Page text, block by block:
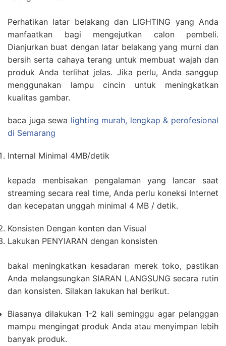
Perhatikan latar belakang dan LIGHTING yang Anda
manfaatkan bagi mengejutkan calon pembeli.
Dianjurkan buat dengan latar belakang yang murni dan
bersih serta cahaya terang untuk membuat wajah dan
produk Anda terlihat jelas. Jika perlu, Anda sanggup
menggunakan lampu cincin untuk meningkatkan
kualitas gambar.
baca juga sewa lighting murah, lengkap & perofesional
di Semarang
Internal Minimal 4MB/detik
kepada menbisakan pengalaman yang lancar saat
streaming secara real time, Anda perlu koneksi Internet
dan kecepatan unggah minimal 4 MB / detik.
Konsisten Dengan konten dan Visual
Lakukan PENYIARAN dengan konsisten
bakal meningkatkan kesadaran merek toko, pastikan
Anda melangsungkan SIARAN LANGSUNG secara rutin
dan konsisten. Silakan lakukan hal berikut.
Biasanya dilakukan 1-2 kali seminggu agar pelanggan
mampu mengingat produk Anda atau menyimpan lebih
banyak produk.